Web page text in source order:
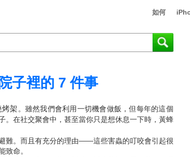
如何
子裡的 7 件事
烤架 。雖然我們會利用一切機會做飯，但每年的這個
。在社交聚會中，甚至當你只是想休息一下時，黃蜂
難。而且有充分的理由——這些害蟲的叮咬會引起很
致命。